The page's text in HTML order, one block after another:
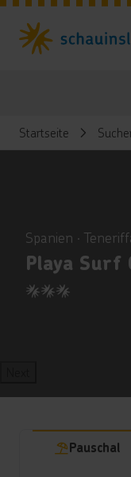
Startseite
Spanien ∙
Playa Surf
3
Pauschal